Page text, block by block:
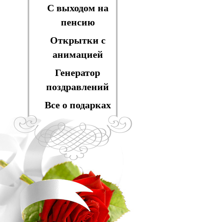
С выходом на
пенсию
Открытки с
анимацией
Генератор
поздравлений
Все о подарках